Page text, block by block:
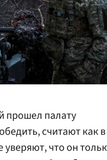
прошел палату
считают как
что он